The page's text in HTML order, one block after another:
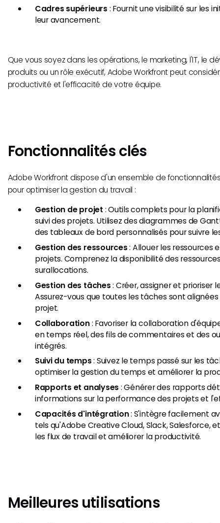
Cadres supérieurs : Fournit une visibilité sur les
leur avancement.
Que vous soyez dans les opérations, le marketing, l'IT, le
produits ou un rôle exécutif, Adobe Workfront peut
productivité et l'efficacité de votre équipe.
Fonctionnalités clés
Adobe Workfront dispose d'un ensemble de
pour optimiser la gestion du travail :
Gestion de projet : Outils complets pour la
suivi des projets. Utilisez des diagrammes de
des tableaux de bord personnalisés pour suivre
Gestion des ressources: Allouer les
projets. Comprenez la disponibilité des
surallocations.
Gestion des tâches: Créer, assigner et prioriser
Assurez-vous que toutes les tâches sont
projet.
Collaboration: Favoriser la collaboration
en temps réel, des fils de commentaires et des
intégrés.
Suivi du temps: Suivez le temps passé sur les
optimiser la gestion du temps et améliorer la
Rapports et analyses : Générer des rapports
informations sur la performance des projets et
Capacités d'intégration: S'intègre facilement
tels qu'Adobe Creative Cloud, Slack, Salesforce,
les flux de travail et améliorer la productivité.
Meilleures utilisations